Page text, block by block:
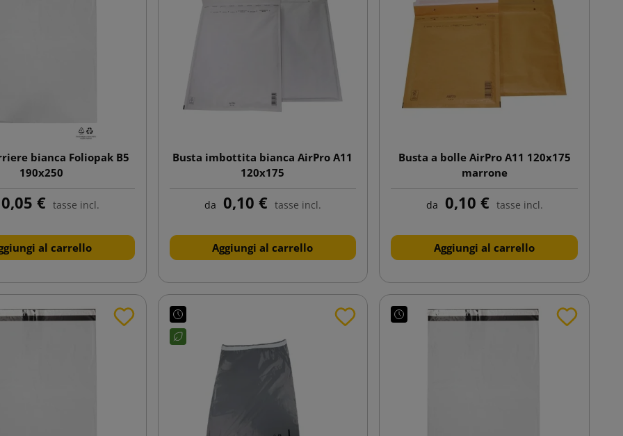
bianca Foliopak B5
190x250
€ tasse incl.
al carrello
Busta imbottita bianca AirPro A11
120x175
da 0,10 € tasse incl.
Aggiungi al carrello
Busta a bolle AirPro A11 120x175
marrone
da 0,10 € tasse incl.
Aggiungi al carrello